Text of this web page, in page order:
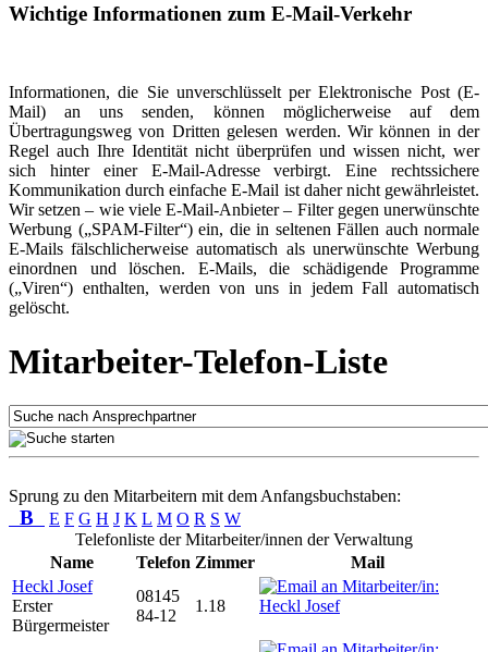
Wichtige Informationen zum E-Mail-Verkehr
Informationen, die Sie unverschlüsselt per Elektronische Post (E-
Mail) an uns senden, können möglicherweise auf dem
Übertragungsweg von Dritten gelesen werden. Wir können in der
Regel auch Ihre Identität nicht überprüfen und wissen nicht, wer
sich hinter einer E-Mail-Adresse verbirgt. Eine rechtssichere
Kommunikation durch einfache E-Mail ist daher nicht gewährleistet.
Wir setzen – wie viele E-Mail-Anbieter – Filter gegen unerwünschte
Werbung („SPAM-Filter“) ein, die in seltenen Fällen auch normale
E-Mails fälschlicherweise automatisch als unerwünschte Werbung
einordnen und löschen. E-Mails, die schädigende Programme
(„Viren“) enthalten, werden von uns in jedem Fall automatisch
gelöscht.
Mitarbeiter-Telefon-Liste
Sprung zu den Mitarbeitern mit dem Anfangsbuchstaben:
B E F G H J K L M O R S W
Telefonliste der Mitarbeiter/innen der Verwaltung
Name
Telefon Zimmer
Mail
Heckl Josef
Erster
Bürgermeister
08145
84-12
1.18